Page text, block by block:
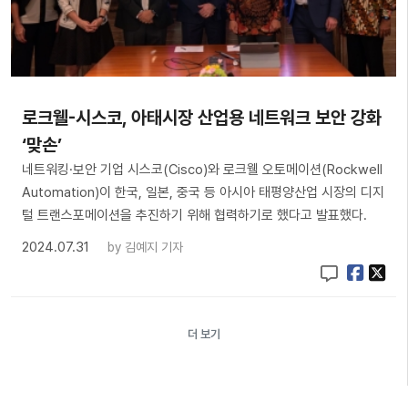
로크웰-시스코, 아태시장 산업용 네트워크 보안 강화
‘맞손’
네트워킹·보안 기업 시스코(Cisco)와 로크웰 오토메이션(Rockwell
Automation)이 한국, 일본, 중국 등 아시아 태평양산업 시장의 디지
털 트랜스포메이션을 추진하기 위해 협력하기로 했다고 발표했다.
2024.07.31
by 김예지 기자
더 보기